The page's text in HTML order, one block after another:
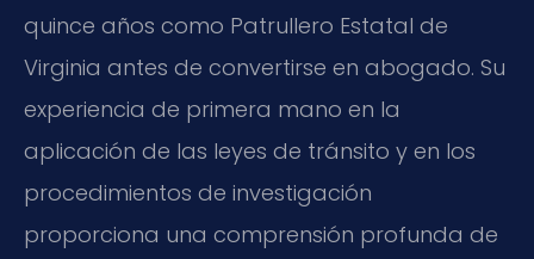
quince años como Patrullero Estatal de
Virginia antes de convertirse en abogado. Su
experiencia de primera mano en la
aplicación de las leyes de tránsito y en los
procedimientos de investigación
proporciona una comprensión profunda de